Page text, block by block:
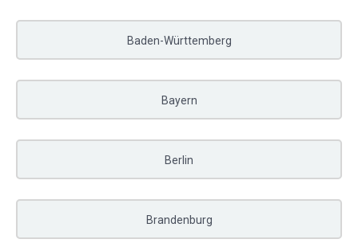
Baden-Württemberg
Bayern
Berlin
Brandenburg